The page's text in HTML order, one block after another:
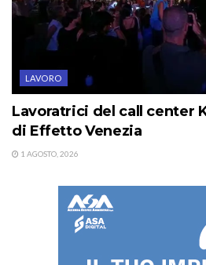
LAVORO
Lavoratrici del call center
di Effetto Venezia
1 AGOSTO, 2026